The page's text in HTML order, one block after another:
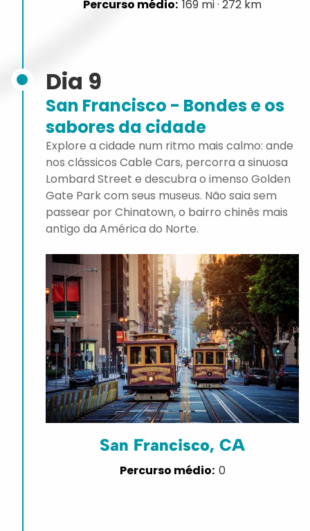
169 mi · 272 km
Dia 9
San Francisco - Bondes e os
sabores da cidade
Explore a cidade num ritmo mais calmo: ande
nos clássicos Cable Cars, percorra a sinuosa
Lombard Street e descubra o imenso Golden
Gate Park com seus museus. Não saia sem
passear por Chinatown, o bairro chinês mais
antigo da América do Norte.
San Francisco, CA
0